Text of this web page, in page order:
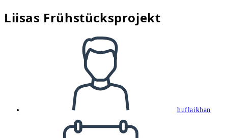
Liisas Frühstücksprojekt
huflaikhan
veröffentlicht: